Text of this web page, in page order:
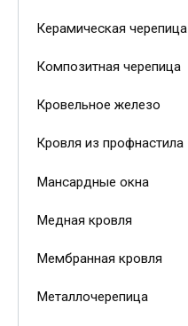
Керамическая черепица
Композитная черепица
Кровельное железо
Кровля из профнастила
Мансардные окна
Медная кровля
Мембранная кровля
Металлочерепица